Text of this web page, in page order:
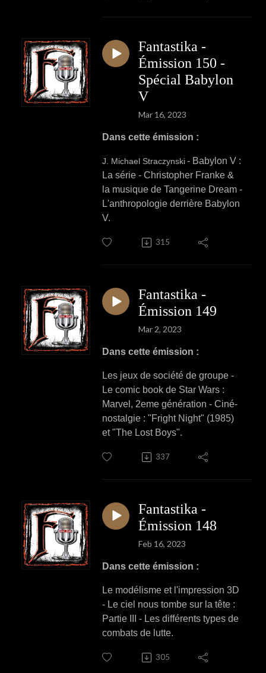
Fantastika -
Émission 150 -
Spécial Babylon
V
Mar 16, 2023
Dans cette émission :
J. Michael Straczynski- Babylon V :
La série - Christopher Franke &
la musique de Tangerine Dream -
L'anthropologie derrière Babylon
V.
315
Fantastika -
Émission 149
Mar 2, 2023
Dans cette émission :
Les jeux de société de groupe -
Le comic book de Star Wars :
Marvel, 2eme génération - Ciné-
nostalgie : "Fright Night" (1985)
et "The Lost Boys".
337
Fantastika -
Émission 148
Feb 16, 2023
Dans cette émission :
Le modélisme et l'impression 3D
- Le ciel nous tombe sur la tête :
Partie III - Les différents types de
combats de lutte.
305